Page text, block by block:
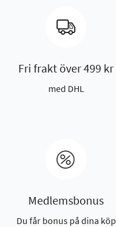
Fri frakt över 499 kr
med DHL
Medlemsbonus
Du får bonus på dina köp